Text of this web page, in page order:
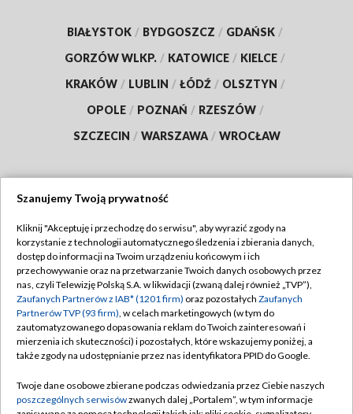
BIAŁYSTOK / BYDGOSZCZ / GDAŃSK /
GORZÓW WLKP. / KATOWICE / KIELCE /
KRAKÓW / LUBLIN / ŁÓDŹ / OLSZTYN /
OPOLE / POZNAŃ / RZESZÓW /
SZCZECIN / WARSZAWA / WROCŁAW
TVP
Abonament TVP
Emisja w TVP
Centrum informacji TVP
Naziemna Telewizja Cyfrowa
Rada Programowa
Regulamin TVP
Polityka prywatności
Moje zgody
Pomoc
Kontakt
Szanujemy Twoją prywatność
Kliknij "Akceptuję i przechodzę do serwisu", aby wyrazić zgody na
korzystanie z technologii automatycznego śledzenia i zbierania danych,
dostęp do informacji na Twoim urządzeniu końcowym i ich
przechowywanie oraz na przetwarzanie Twoich danych osobowych przez
nas, czyli Telewizję Polską S.A. w likwidacji (zwaną dalej również „TVP”),
Zaufanych Partnerów z IAB* (1201 firm) oraz pozostałych Zaufanych
Partnerów TVP (93 firm), w celach marketingowych (w tym do
zautomatyzowanego dopasowania reklam do Twoich zainteresowań i
mierzenia ich skuteczności) i pozostałych, które wskazujemy poniżej, a
także zgody na udostępnianie przez nas identyfikatora PPID do Google.
Twoje dane osobowe zbierane podczas odwiedzania przez Ciebie naszych
poszczególnych serwisówzwanych dalej „Portalem”, w tym informacje